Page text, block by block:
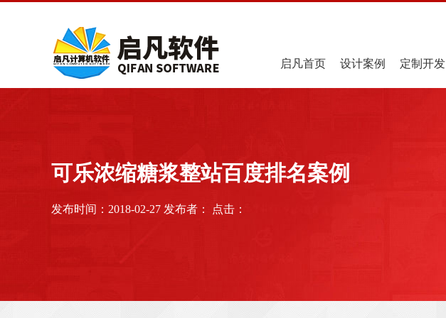
启凡首页 设计案例 定制开发
可乐浓缩糖浆整站百度排名案例
发布时间：2018-02-27 发布者： 点击：